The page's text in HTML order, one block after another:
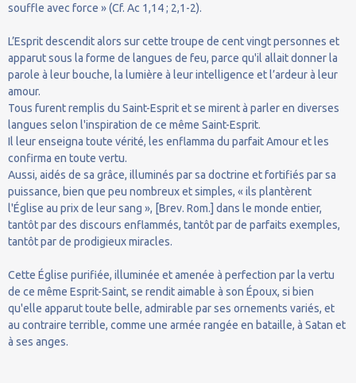
souffle avec force » (Cf. Ac 1,14 ; 2,1-2).
L’Esprit descendit alors sur cette troupe de cent vingt personnes et
apparut sous la forme de langues de feu, parce qu'il allait donner la
parole à leur bouche, la lumière à leur intelligence et l’ardeur à leur
amour.
Tous furent remplis du Saint-Esprit et se mirent à parler en diverses
langues selon l'inspiration de ce même Saint-Esprit.
Il leur enseigna toute vérité, les enflamma du parfait Amour et les
confirma en toute vertu.
Aussi, aidés de sa grâce, illuminés par sa doctrine et fortifiés par sa
puissance, bien que peu nombreux et simples, « ils plantèrent
l'Église au prix de leur sang », [Brev. Rom.] dans le monde entier,
tantôt par des discours enflammés, tantôt par de parfaits exemples,
tantôt par de prodigieux miracles.
Cette Église purifiée, illuminée et amenée à perfection par la vertu
de ce même Esprit-Saint, se rendit aimable à son Époux, si bien
qu'elle apparut toute belle, admirable par ses ornements variés, et
au contraire terrible, comme une armée rangée en bataille, à Satan et
à ses anges.